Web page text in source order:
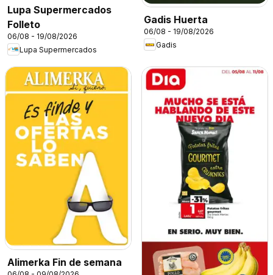
Lupa Supermercados
Folleto
06/08 - 19/08/2026
Lupa Supermercados
Gadis Huerta
06/08 - 19/08/2026
Gadis
Alimerka Fin de semana